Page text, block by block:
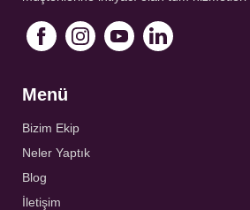
Menü
Bizim Ekip
Neler Yaptık
Blog
İletişim